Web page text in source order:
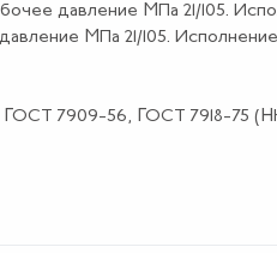
давление МПа 21/105.
МПа 21/105. Исполнение
7909-56, ГОСТ 7918-75